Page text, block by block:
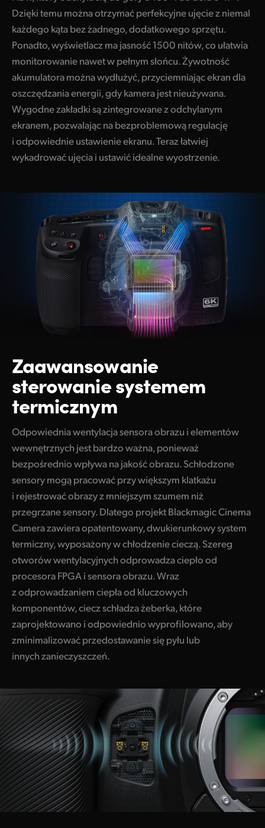
Dzięki temu można otrzymać perfekcyjne ujęcie z niemal
każdego kąta bez żadnego, dodatkowego sprzętu.
Ponadto, wyświetlacz ma jasność 1500 nitów, co ułatwia
monitorowanie nawet w pełnym słońcu. Żywotność
akumulatora można wydłużyć, przyciemniając ekran dla
oszczędzania energii, gdy kamera jest nieużywana.
Wygodne zakładki są zintegrowane z odchylanym
ekranem, pozwalając na bezproblemową regulację
i odpowiednie ustawienie ekranu. Teraz łatwiej
wykadrować ujęcia i ustawić idealne wyostrzenie.
Zaawansowanie
sterowaniesystemem
termicznym
Odpowiednia wentylacja sensora obrazu i elementów
wewnętrznych jest bardzo ważna, ponieważ
bezpośrednio wpływa na jakość obrazu. Schłodzone
sensory mogą pracować przy większym klatkażu
i rejestrować obrazy z mniejszym szumem niż
przegrzane sensory. Dlatego projekt Blackmagic Cinema
Camera zawiera opatentowany, dwukierunkowy system
termiczny, wyposażony w chłodzenie cieczą. Szereg
otworów wentylacyjnych odprowadza ciepło od
procesora FPGA i sensora obrazu. Wraz
z odprowadzaniem ciepła od kluczowych
komponentów, ciecz schładza żeberka, które
zaprojektowano i odpowiednio wyprofilowano, aby
zminimalizować przedostawanie się pyłu lub
innych zanieczyszczeń.